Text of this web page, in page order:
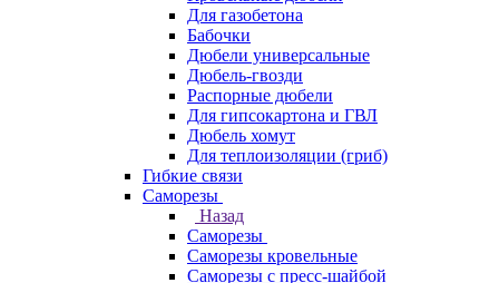
Для газобетона
Бабочки
Дюбели универсальные
Дюбель-гвозди
Распорные дюбели
Для гипсокартона и ГВЛ
Дюбель хомут
Для теплоизоляции (гриб)
Гибкие связи
Саморезы
Назад
Саморезы
Саморезы кровельные
Саморезы с пресс-шайбой